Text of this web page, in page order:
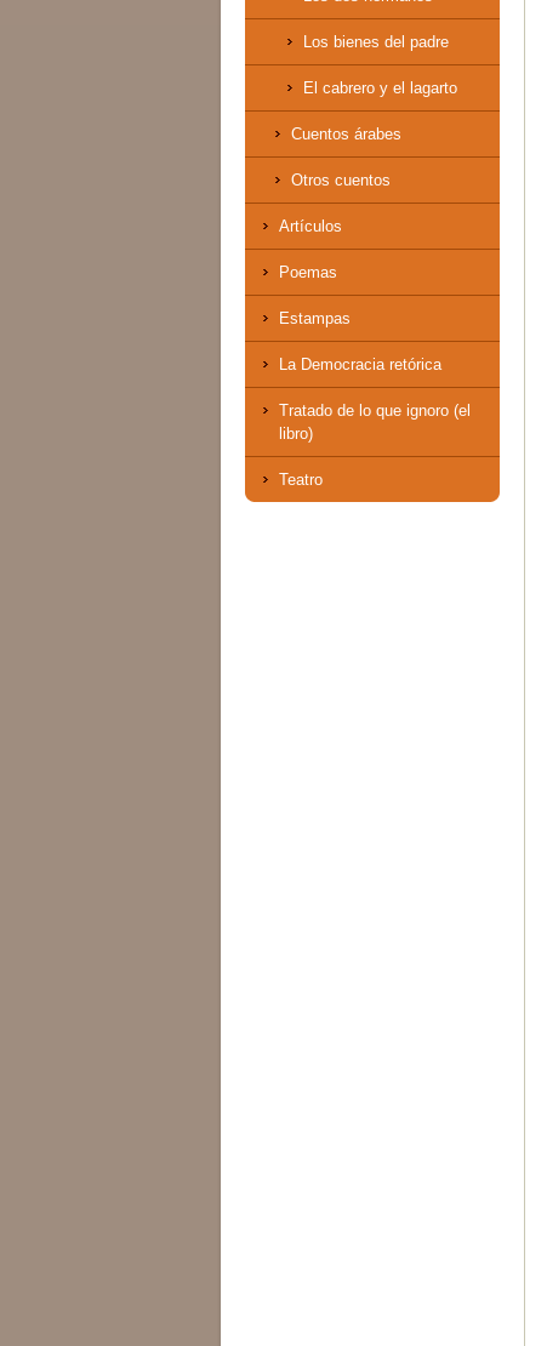
Los bienes del padre
El cabrero y el lagarto
Cuentos árabes
Otros cuentos
Artículos
Poemas
Estampas
La Democracia retórica
Tratado de lo que ignoro (el
libro)
Teatro